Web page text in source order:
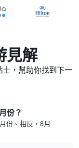
見解
，幫助你找到下一
份？
份。​相反，8月